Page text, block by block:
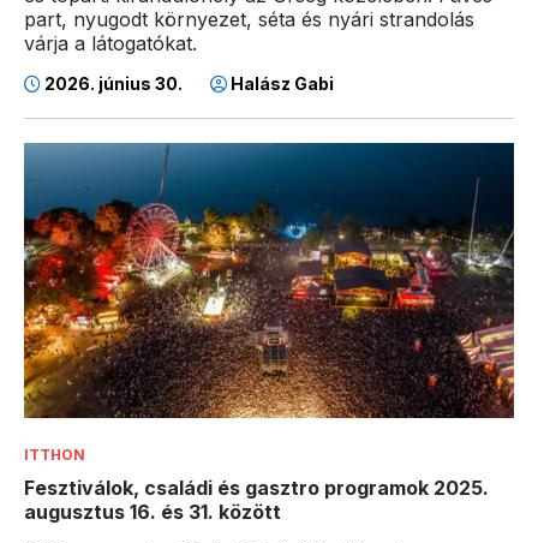
part, nyugodt környezet, séta és nyári strandolás
várja a látogatókat.
2026. június 30. Halász Gabi
ITTHON
Fesztiválok, családi és gasztro programok 2025.
augusztus 16. és 31. között